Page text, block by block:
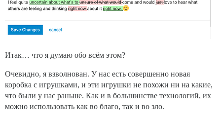
Итак… что я думаю обо всём этом?
Очевидно, я взволнован. У нас есть совершенно новая
коробка с игрушками, и эти игрушки не похожи ни на какие,
что были у нас раньше. Как и в большинстве технологий, их
можно использовать как во благо, так и во зло.